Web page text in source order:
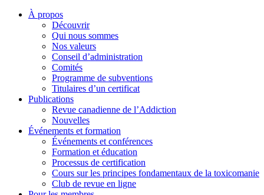
À propos
Découvrir
Qui nous sommes
Nos valeurs
Conseil d’administration
Comités
Programme de subventions
Titulaires d’un certificat
Publications
Revue canadienne de l’Addiction
Nouvelles
Événements et formation
Événements et conférences
Formation et éducation
Processus de certification
Cours sur les principes fondamentaux de la toxicomanie
Club de revue en ligne